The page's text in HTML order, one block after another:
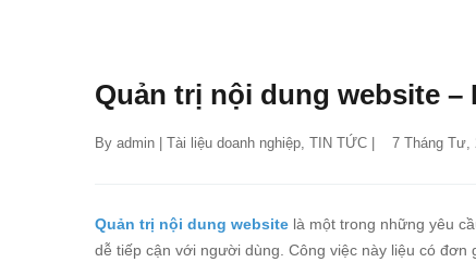
Quản trị nội dung website –
By admin Tài liệu doanh nghiệp, TIN TỨC |    7 Tháng Tư,
Quản trị nội dung website là một trong những yêu
dễ tiếp cận với người dùng. Công việc này liệu có